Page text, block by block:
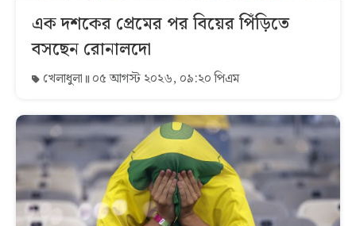
এক দশকের প্রেমের পর বিয়ের পিঁড়িতে
বসছেন রোনালদো
খেলাধুলা ০৫ আগস্ট ২০২৬, ০৯:২০ পিএম